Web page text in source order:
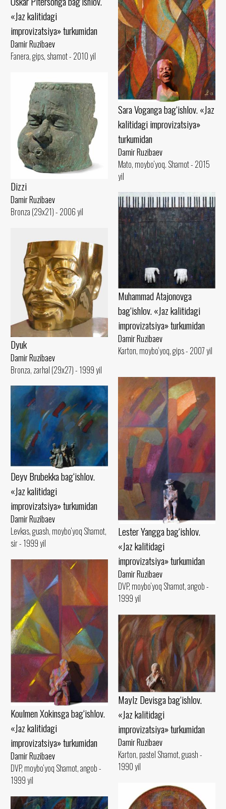
«Jaz kalitidagi
improvizatsiya» turkumidan
Damir Ruzibaev
Fanera, gips, shamot - 2010 yil
Sara Voganga bag‘ishlov. «Jaz
kalitidagi improvizatsiya»
turkumidan
Damir Ruzibaev
Mato, moybo‘yoq. Shamot - 2015
yil
Dizzi
Damir Ruzibaev
Bronza (29x21) - 2006 yil
Muhammad Atajonovga
bag‘ishlov. «Jaz kalitidagi
improvizatsiya» turkumidan
Damir Ruzibaev
Karton, moybo‘yoq, gips - 2007 yil
Dyuk
Damir Ruzibaev
Bronza, zarhal (29x27) - 1999 yil
Lester Yangga bag‘ishlov.
«Jaz kalitidagi
improvizatsiya» turkumidan
Damir Ruzibaev
DVP, moybo‘yoq Shamot, angob -
1999 yil
Deyv Brubekka bag‘ishlov.
«Jaz kalitidagi
improvizatsiya» turkumidan
Damir Ruzibaev
Levkas, guash, moybo‘yoq Shamot,
sir - 1999 yil
Koulmen Xokinsga bag‘ishlov.
«Jaz kalitidagi
improvizatsiya» turkumidan
Damir Ruzibaev
DVP, moybo‘yoq Shamot, angob -
1999 yil
Maylz Devisga bag‘ishlov.
«Jaz kalitidagi
improvizatsiya» turkumidan
Damir Ruzibaev
Karton, pastel Shamot, guash -
1990 yil